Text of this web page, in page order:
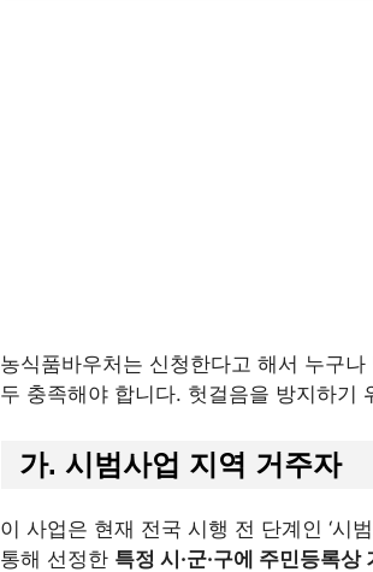
농식품바우처는 신청한다고 해서 누구
두 충족해야 합니다. 헛걸음을 방지하기
가. 시범사업 지역 거주자
이 사업은 현재 전국 시행 전 단계인 ‘시
통해 선정한 특정 시·군·구에 주민등록상